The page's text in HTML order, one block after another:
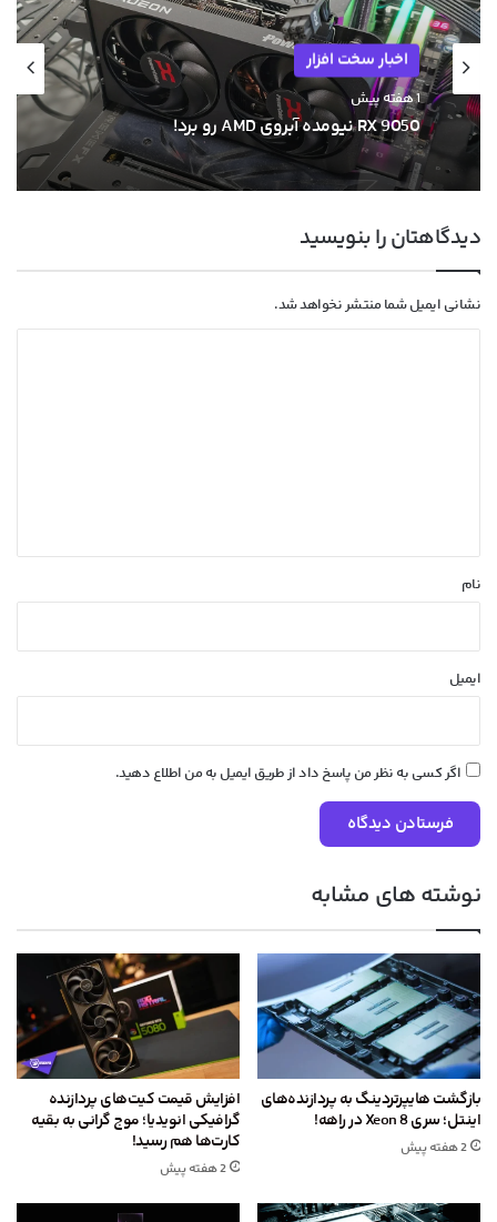
اخبار سخت افزار
1 هفته پیش
RX 9050 نیومده آبروی AMD رو برد!
دیدگاهتان را بنویسید
نشانی ایمیل شما منتشر نخواهد شد.
نام
ایمیل
اگر کسی به نظر من پاسخ داد از طریق ایمیل به من اطلاع دهید.
نوشته های مشابه
بازگشت هایپرتردینگ به پردازنده‌های
اینتل؛ سری Xeon 8 در راهه!
2 هفته پیش
افزایش قیمت کیت‌های پردازنده
گرافیکی انویدیا؛ موج گرانی به بقیه
کارت‌ها هم رسید!
2 هفته پیش